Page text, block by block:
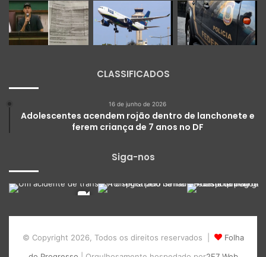
CLASSIFICADOS
16 de junho de 2026
Adolescentes acendem rojão dentro de lanchonete e
ferem criança de 7 anos no DF
Siga-nos
© Copyright 2026, Todos os direitos reservados |
Folha